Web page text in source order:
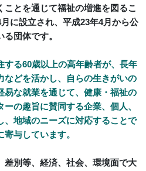
とを通じて福祉の増進を図るこ
に設立され、平成23年4月から公
団体です。
する60歳以上の高年齢者が、長年
などを活かし、自らの生きがいの
易な就業を通じて、健康・福祉の
の趣旨に賛同する企業、個人、
、地域のニーズに対応することで
与しています。
差別等、経済、社会、環境面で大